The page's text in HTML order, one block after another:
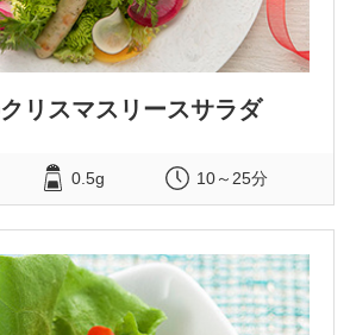
リスマスリースサラダ
0.5g 10～25分